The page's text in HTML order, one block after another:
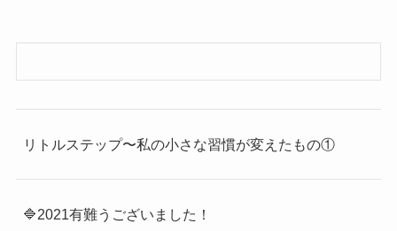
リトルステップ〜私の小さな習慣が変えたもの①
🔷2021有難うございました！